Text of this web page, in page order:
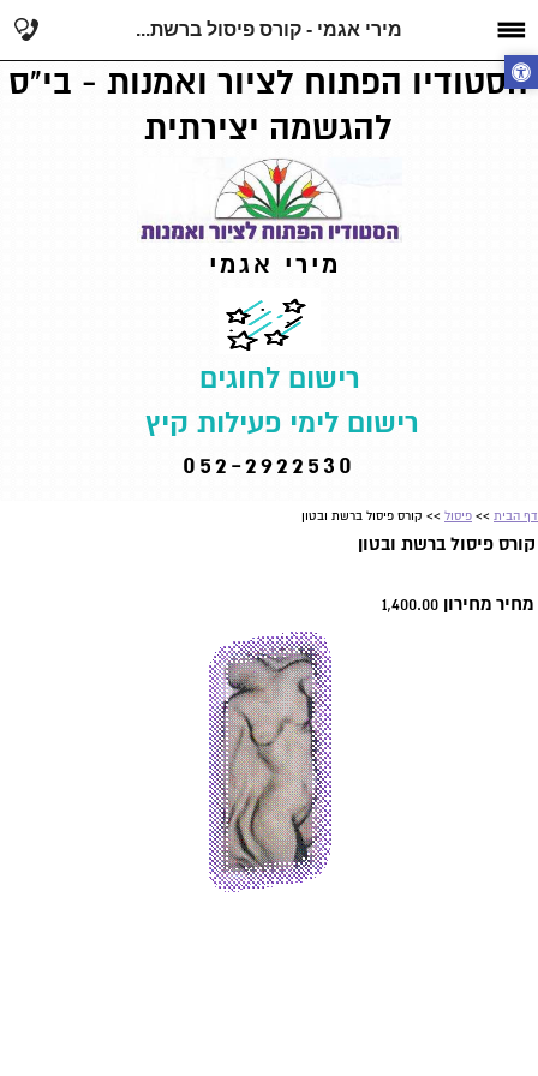
מירי אגמי - קורס פיסול ברשת...
מירי אגמי
052-2922530
הסטודיו הפתוח לציור ואמנות - בי"ס
להגשמה יצירתית
רישום לחוגים
רישום לימי פעילות קיץ
דף הבית >> פיסול >> קורס פיסול ברשת ובטון
קורס פיסול ברשת ובטון
מחיר מחירון 1,400.00